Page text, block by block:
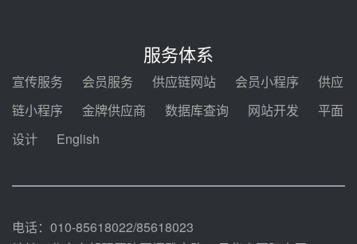
目海南州香加#1储能工程EPC总承
包项目设备采购
河北金悦弘千中标重能新疆天山北
麓100MW光热发电项目用“碳钢、
100MW光热发电项目管件采购
服务体系
宣传服务 会员服务 供应链网站 会员小程序
供应
链小程序
金牌供应商 数据库查询 网站开发
平面
设计
English
电话：010-85618022/85618023